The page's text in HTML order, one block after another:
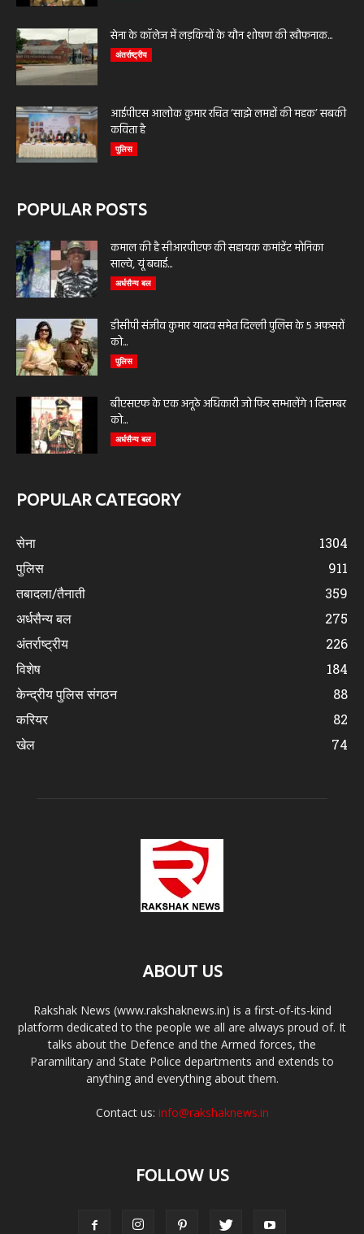
सेना के कॉलेज में लड़कियों के यौन शोषण की खौफनाक...
अंतर्राष्ट्रीय
आईपीएस आलोक कुमार रचित ‘साझे लमहों की महक’ सबकी
कविता है
पुलिस
POPULAR POSTS
कमाल की है सीआरपीएफ की सहायक कमांडेंट मोनिका
साल्वे, यूं बचाई...
अर्धसैन्य बल
डीसीपी संजीव कुमार यादव समेत दिल्ली पुलिस के 5 अफसरों
को...
पुलिस
बीएसएफ के एक अनूठे अधिकारी जो फिर सम्भालेंगे 1 दिसम्बर
को...
अर्धसैन्य बल
POPULAR CATEGORY
सेना
1304
पुलिस
911
तबादला/तैनाती
359
अर्धसैन्य बल
275
अंतर्राष्ट्रीय
226
विशेष
184
केन्द्रीय पुलिस संगठन
88
करियर
82
खेल
74
ABOUT US
Rakshak News (www.rakshaknews.in) is a first-of-its-kind
platform dedicated to the people we all are always proud of. It
talks about the Defence and the Armed forces, the
Paramilitary and State Police departments and extends to
anything and everything about them.
Contact us: info@rakshaknews.in
FOLLOW US